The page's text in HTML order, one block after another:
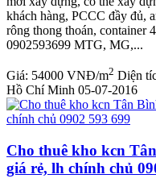
khách hàng, PCCC đầy đủ,
rông thong thoán, container
0902593699 MTG, MG,...
Giá: 54000 VNĐ/m2 Diện
Hồ Chí Minh 05-07-2016
Cho thuê kho kcn
giá rẻ, lh chính chủ